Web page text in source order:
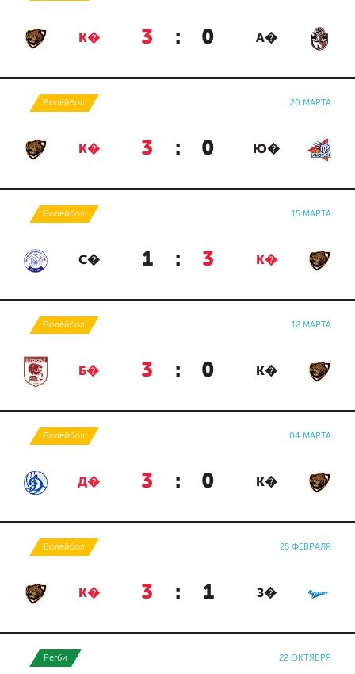
К� 3 : 0 А�
Волейбол 20 МАРТА
К� 3 : 0 Ю�
Волейбол 15 МАРТА
С� 1 : 3 К�
Волейбол 12 МАРТА
Б� 3 : 0 К�
Волейбол 04 МАРТА
Д� 3 : 0 К�
Волейбол 25 ФЕВРАЛЯ
К� 3 : 1 З�
Регби 22 ОКТЯБРЯ